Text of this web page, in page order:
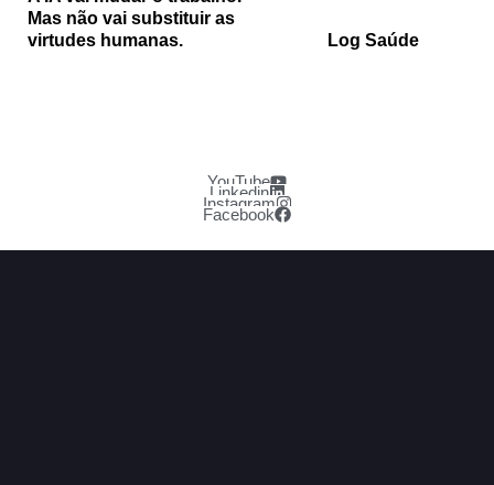
Mas não vai substituir as
virtudes humanas.
Log Saúde
YouTube
Linkedin
Instagram
Facebook